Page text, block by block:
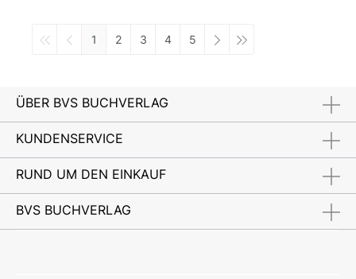
1 2 3 4 5
ÜBER BVS BUCHVERLAG
KUNDENSERVICE
RUND UM DEN EINKAUF
BVS BUCHVERLAG